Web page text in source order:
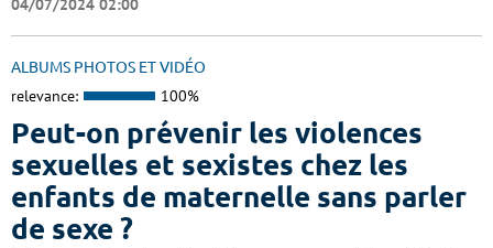
04/07/2024 02:00
ALBUMS PHOTOS ET VIDÉO
relevance: 100%
Peut-on prévenir les violences
sexuelles et sexistes chez les
enfants de maternelle sans parler
de sexe ?